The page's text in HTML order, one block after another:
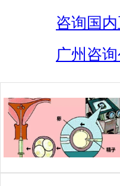
咨询国
广州咨